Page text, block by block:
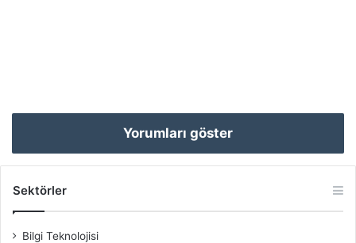
Yorumları göster
Sektörler
Bilgi Teknolojisi